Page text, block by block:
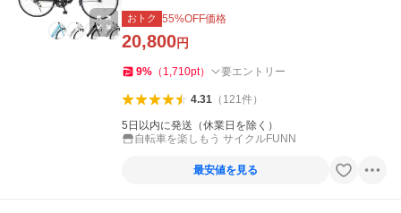
送料無料 CTA266
おトク 55%OFF価格
20,800円
9% （ 1,710pt） 要エントリー
4.31（ 121件）
5日以内に発送（休業日を除く）
自転車を楽しもう サイクルFUNN
最安値を見る